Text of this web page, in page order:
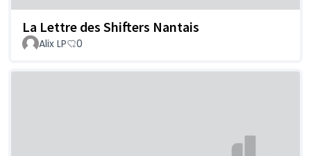
La Lettre des Shifters Nantais
Alix LP 0